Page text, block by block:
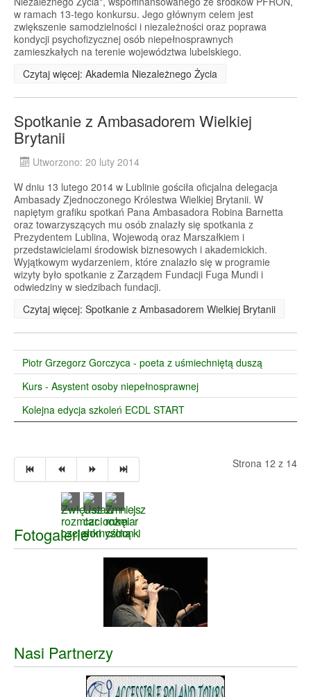
w ramach 13-tego konkursu. Jego głównym celem jest
zwiększenie samodzielności i niezależności oraz poprawa
kondycji psychofizycznej osób niepełnosprawnych
zamieszkałych na terenie województwa lubelskiego.
Czytaj więcej: Akademia Niezależnego Życia
Spotkanie z Ambasadorem Wielkiej
Brytanii
Utworzono: 20 luty 2014
W dniu 13 lutego 2014 w Lublinie gościła oficjalna delegacja
Ambasady Zjednoczonego Królestwa Wielkiej Brytanii. W
napiętym grafiku spotkań Pana Ambasadora Robina Barnetta
oraz towarzyszących mu osób znalazły się spotkania z
Prezydentem Lublina, Wojewodą oraz Marszałkiem i
przedstawicielami środowisk biznesowych i akademickich.
Wyjątkowym wydarzeniem, które znalazło się w programie
wizyty było spotkanie z Zarządem Fundacji Fuga Mundi i
odwiedziny w siedzibach fundacji.
Czytaj więcej: Spotkanie z Ambasadorem Wielkiej Brytanii
Piotr Grzegorz Gorczyca - poeta z uśmiechniętą duszą
Kurs - Asystent osoby niepełnosprawnej
Kolejna edycja szkoleń ECDL START
Strona 12 z 14
Fotogalerie
Nasi Partnerzy